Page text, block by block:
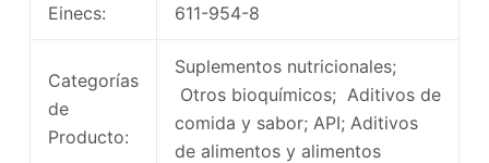
Einecs: 611-954-8
Categorías
de
Producto:
Suplementos nutricionales;
Otros bioquímicos; Aditivos de
comida y sabor; API; Aditivos
de alimentos y alimentos